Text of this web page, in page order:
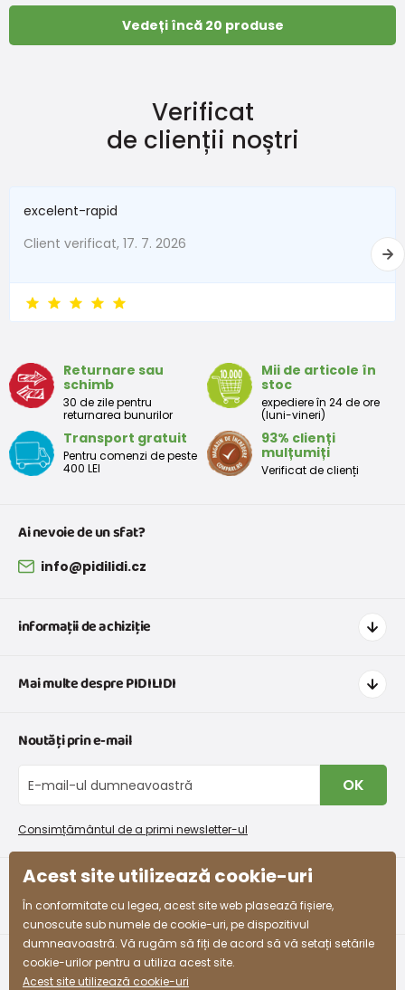
Vedeți încă 20 produse
Verificat
de clienții noștri
excelent-rapid
Client verificat, 17. 7. 2026
Returnare sau
schimb
30 de zile pentru
returnarea bunurilor
Mii de articole în
stoc
expediere în 24 de ore
(luni-vineri)
Transport gratuit
Pentru comenzi de peste
400 LEI
93% clienți
mulțumiți
Verificat de clienți
Ai nevoie de un sfat?
info@pidilidi.cz
informații de achiziție
Transport și plată
Retururi și reclamații
Schimb sau returnare gratuită
Procedura de reclamații
Mai multe despre PIDILIDI
Despre noi
Program de afiliere
Colectarea bunurilor
Noutăți prin e-mail
OK
Consimțământul de a primi newsletter-ul
Acest site utilizează cookie-uri
În conformitate cu legea, acest site web plasează fișiere,
cunoscute sub numele de cookie-uri, pe dispozitivul
dumneavoastră. Vă rugăm să fiți de acord să vă setați setările
cookie-urilor pentru a utiliza acest site.
Acest site utilizează cookie-uri